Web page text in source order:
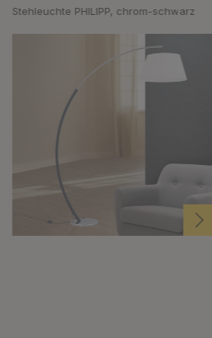
Stehleuchte PHILIPP, chrom-schwarz